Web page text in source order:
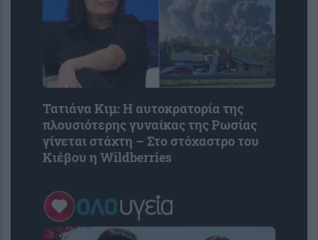
Τατιάνα Κιμ: Η αυτοκρατορία της
πλουσιότερης γυναίκας της Ρωσίας
γίνεται στάχτη – Στο στόχαστρο του
Κιέβου η Wildberries